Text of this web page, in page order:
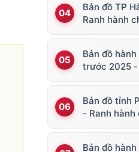
Bản đồ TP
Ranh hành
Bản đồ
trước 2025
Bản đồ tỉnh
- Ranh hành
Bản đồ